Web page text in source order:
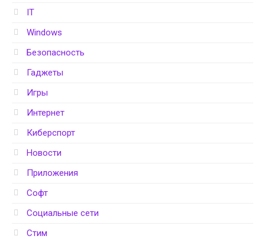
IT
Windows
Безопасность
Гаджеты
Игры
Интернет
Киберспорт
Новости
Приложения
Софт
Социальные сети
Стим